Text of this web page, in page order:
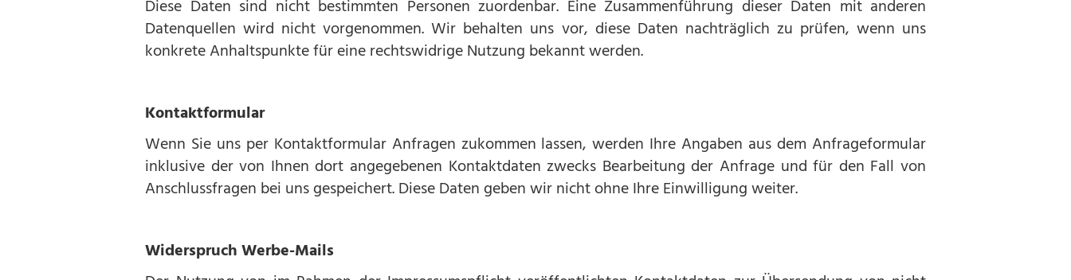
Diese Daten sind nicht bestimmten Personen zuordenbar. Eine Zusammenführung dieser Daten mit anderen
Datenquellen wird nicht vorgenommen. Wir behalten uns vor, diese Daten nachträglich zu prüfen, wenn uns
konkrete Anhaltspunkte für eine rechtswidrige Nutzung bekannt werden.
Kontaktformular
Wenn Sie uns per Kontaktformular Anfragen zukommen lassen, werden Ihre Angaben aus dem Anfrageformular
inklusive der von Ihnen dort angegebenen Kontaktdaten zwecks Bearbeitung der Anfrage und für den Fall von
Anschlussfragen bei uns gespeichert. Diese Daten geben wir nicht ohne Ihre Einwilligung weiter.
Widerspruch Werbe-Mails